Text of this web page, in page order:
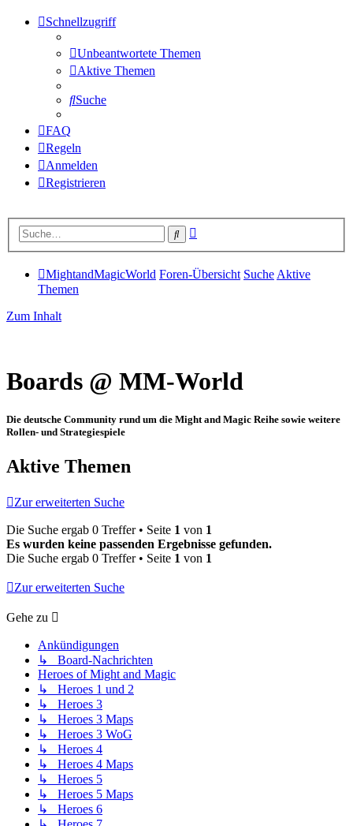
Schnellzugriff
Unbeantwortete Themen
Aktive Themen
Suche
FAQ
Regeln
Anmelden
Registrieren
Suche
MightandMagicWorld Foren-Übersicht Suche Aktive
Themen
Zum Inhalt
Boards @ MM-World
Die deutsche Community rund um die Might and Magic Reihe sowie weitere
Rollen- und Strategiespiele
Aktive Themen
Zur erweiterten Suche
Die Suche ergab 0 Treffer • Seite 1 von 1
Es wurden keine passenden Ergebnisse gefunden.
Die Suche ergab 0 Treffer • Seite 1 von 1
Zur erweiterten Suche
Gehe zu
Ankündigungen
↳ Board-Nachrichten
Heroes of Might and Magic
↳ Heroes 1 und 2
↳ Heroes 3
↳ Heroes 3 Maps
↳ Heroes 3 WoG
↳ Heroes 4
↳ Heroes 4 Maps
↳ Heroes 5
↳ Heroes 5 Maps
↳ Heroes 6